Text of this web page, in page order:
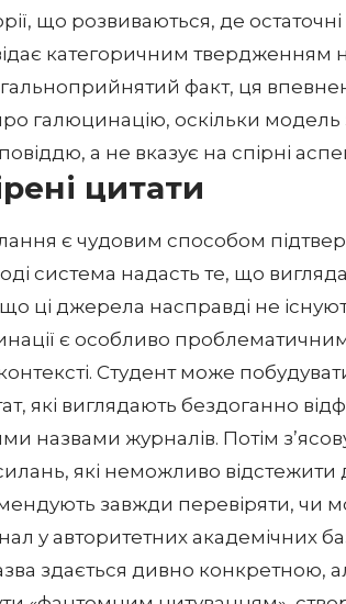
що розвиваються, де
категоричним твердженням
факт, ця
галюцинацію, оскільки
а не вказує на спірні
цитати
є чудовим способом
система надасть те, що
ці джерела насправді не
є особливо
Студент може
які виглядають бездоганно
назвами журналів. Потім
які неможливо відстежити
завжди перевіряти, чи
у авторитетних академічних
здається дивно конкретною,